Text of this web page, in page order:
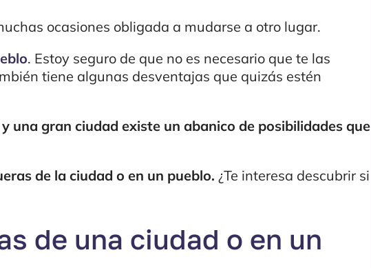
ocasiones obligada a mudarse a otro lugar.
. Estoy seguro de que no es necesario que te las
tiene algunas desventajas que quizás estén
una gran ciudad existe un abanico de posibilidades que
de la ciudad o en un pueblo. ¿Te interesa descubrir si
de una ciudad o en un